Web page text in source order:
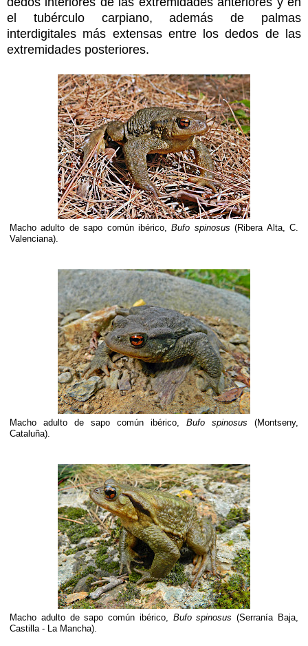
el tubérculo carpiano, además de palmas
interdigitales más extensas entre los dedos de las
extremidades posteriores.
Macho adulto de sapo común ibérico,Bufo spinosus (Ribera Alta, C.
Valenciana).
Macho adulto de sapo común ibérico, Bufo spinosus (Montseny,
Cataluña).
Macho adulto de sapo común ibérico, Bufo spinosus (Serranía Baja,
Castilla - La Mancha).